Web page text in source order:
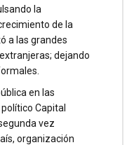
la
de la
a las grandes
dejando
en las
Capital
vez
organización